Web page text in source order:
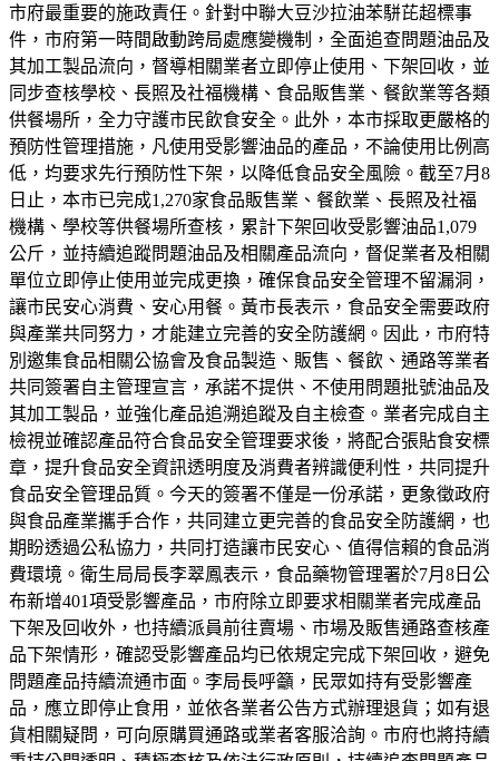
市府最重要的施政責任。針對中聯大豆沙拉油苯駢芘超標事
件，市府第一時間啟動跨局處應變機制，全面追查問題油品及
其加工製品流向，督導相關業者立即停止使用、下架回收，並
同步查核學校、長照及社福機構、食品販售業、餐飲業等各類
供餐場所，全力守護市民飲食安全。此外，本市採取更嚴格的
預防性管理措施，凡使用受影響油品的產品，不論使用比例高
低，均要求先行預防性下架，以降低食品安全風險。截至7月8
日止，本市已完成1,270家食品販售業、餐飲業、長照及社福
機構、學校等供餐場所查核，累計下架回收受影響油品1,079
公斤，並持續追蹤問題油品及相關產品流向，督促業者及相關
單位立即停止使用並完成更換，確保食品安全管理不留漏洞，
讓市民安心消費、安心用餐。黃市長表示，食品安全需要政府
與產業共同努力，才能建立完善的安全防護網。因此，市府特
別邀集食品相關公協會及食品製造、販售、餐飲、通路等業者
共同簽署自主管理宣言，承諾不提供、不使用問題批號油品及
其加工製品，並強化產品追溯追蹤及自主檢查。業者完成自主
檢視並確認產品符合食品安全管理要求後，將配合張貼食安標
章，提升食品安全資訊透明度及消費者辨識便利性，共同提升
食品安全管理品質。今天的簽署不僅是一份承諾，更象徵政府
與食品產業攜手合作，共同建立更完善的食品安全防護網，也
期盼透過公私協力，共同打造讓市民安心、值得信賴的食品消
費環境。衛生局局長李翠鳳表示，食品藥物管理署於7月8日公
布新增401項受影響產品，市府除立即要求相關業者完成產品
下架及回收外，也持續派員前往賣場、市場及販售通路查核產
品下架情形，確認受影響產品均已依規定完成下架回收，避免
問題產品持續流通市面。李局長呼籲，民眾如持有受影響產
品，應立即停止食用，並依各業者公告方式辦理退貨；如有退
貨相關疑問，可向原購買通路或業者客服洽詢。市府也將持續